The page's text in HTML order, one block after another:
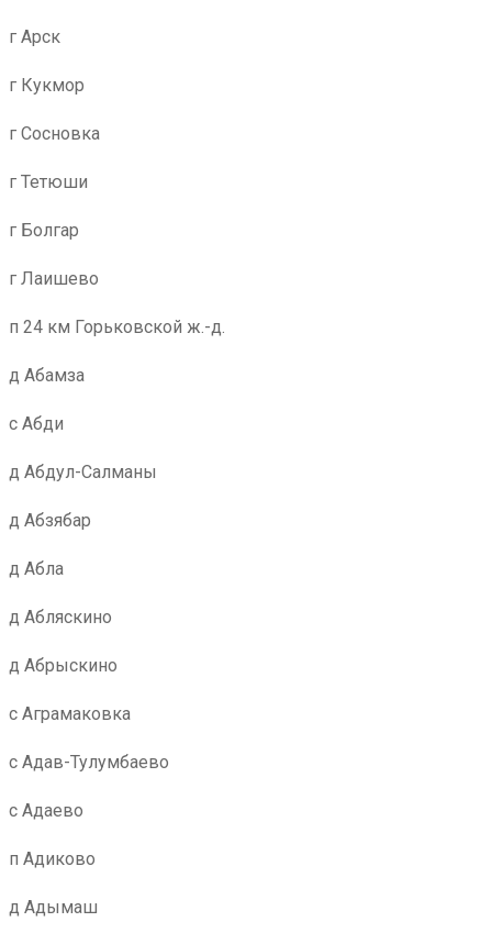
г Арск
г Кукмор
г Сосновка
г Тетюши
г Болгар
г Лаишево
п 24 км Горьковской ж.-д.
д Абамза
с Абди
д Абдул-Салманы
д Абзябар
д Абла
д Абляскино
д Абрыскино
с Аграмаковка
с Адав-Тулумбаево
с Адаево
п Адиково
д Адымаш